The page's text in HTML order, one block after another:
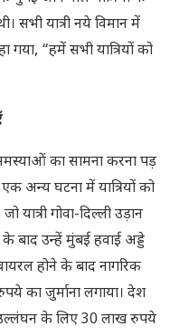
सभी यात्री नये विमान में
गया, “हमें सभी यात्रियों को
का सामना करना पड़
अन्य घटना में यात्रियों को
गोवा-दिल्ली उड़ान
बाद उन्हें मुंबई हवाई अड्डे
होने के बाद नागरिक
का जुर्माना लगाया। देश
के लिए 30 लाख रुपये